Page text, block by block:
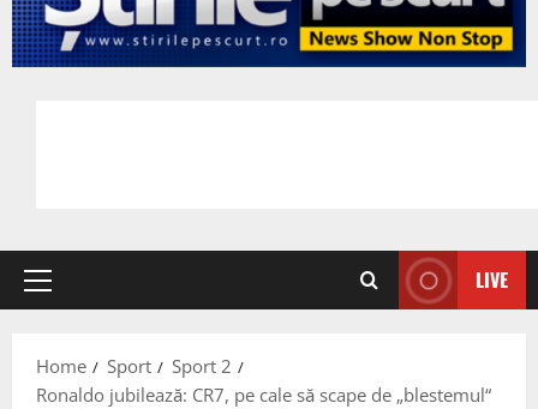
Primary
LIVE
Home Sport
Sport 2
Ronaldo jubilează: CR7, pe cale să scape de „blestemul“